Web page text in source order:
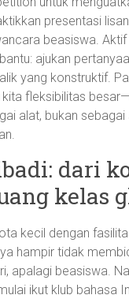
presentasi
beasiswa.
ajukan
yang konstruktif.
fleksibilitas
alat, bukan sebagai
dari
kelas
kecil dengan
hampir tidak
apalagi beasiswa.
ikut klub bahasa